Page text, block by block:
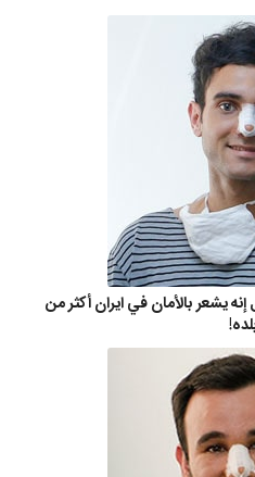
يشعر بالأمان في ايران أكثر من